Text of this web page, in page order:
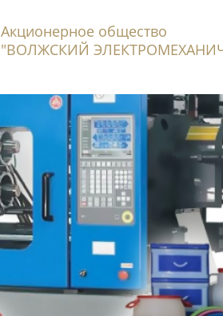
Акционерное общество
"ВОЛЖСКИЙ